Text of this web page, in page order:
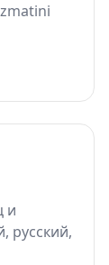
и
русский,